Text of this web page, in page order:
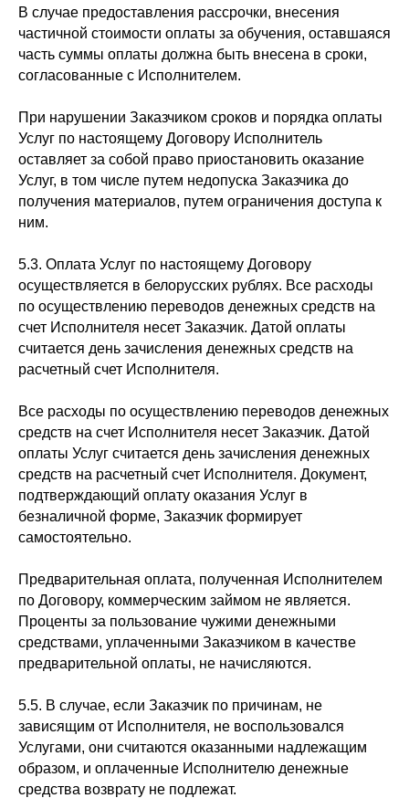
В случае предоставления рассрочки, внесения
частичной стоимости оплаты за обучения, оставшаяся
часть суммы оплаты должна быть внесена в сроки,
согласованные с Исполнителем.
При нарушении Заказчиком сроков и порядка оплаты
Услуг по настоящему Договору Исполнитель
оставляет за собой право приостановить оказание
Услуг, в том числе путем недопуска Заказчика до
получения материалов, путем ограничения доступа к
ним.
5.3. Оплата Услуг по настоящему Договору
осуществляется в белорусских рублях. Все расходы
по осуществлению переводов денежных средств на
счет Исполнителя несет Заказчик. Датой оплаты
считается день зачисления денежных средств на
расчетный счет Исполнителя.
Все расходы по осуществлению переводов денежных
средств на счет Исполнителя несет Заказчик. Датой
оплаты Услуг считается день зачисления денежных
средств на расчетный счет Исполнителя. Документ,
подтверждающий оплату оказания Услуг в
безналичной форме, Заказчик формирует
самостоятельно.
Предварительная оплата, полученная Исполнителем
по Договору, коммерческим займом не является.
Проценты за пользование чужими денежными
средствами, уплаченными Заказчиком в качестве
предварительной оплаты, не начисляются.
5.5. В случае, если Заказчик по причинам, не
зависящим от Исполнителя, не воспользовался
Услугами, они считаются оказанными надлежащим
образом, и оплаченные Исполнителю денежные
средства возврату не подлежат.